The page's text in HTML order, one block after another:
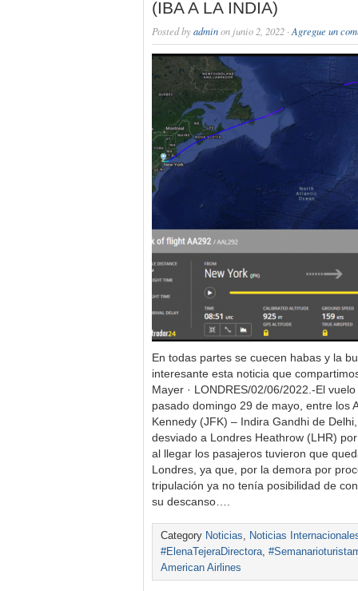
(IBA A LA INDIA)
Posted byadminon junio 2, 2022 · Agregue un
En todas partes se cuecen habas y la
interesante esta noticia que
Mayer · LONDRES/02/06/2022.-El
pasado domingo 29 de mayo, entre los
Kennedy (JFK) – Indira Gandhi de
desviado a Londres Heathrow (LHR)
al llegar los pasajeros tuvieron que
Londres, ya que, por la demora por
tripulación ya no tenía posibilidad de
su descanso….
Category Noticias, Noticias
#ElenaTejeraDirectora,
American Airlines